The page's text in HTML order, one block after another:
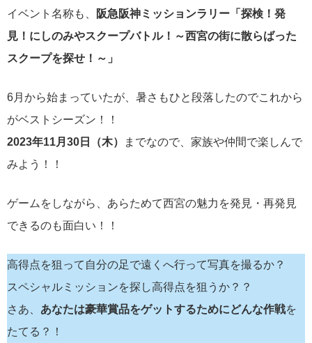
イベント名称も、
阪急阪神ミッションラリー「探検！発
見！にしのみやスクープバトル！～西宮の街に散らばった
スクープを探せ！～」
6月から始まっていたが、暑さもひと段落したのでこれから
がベストシーズン！！
2023年11月30日（木）
までなので、家族や仲間で楽しんで
みよう！！
ゲームをしながら、あらためて西宮の魅力を発見・再発見
できるのも面白い！！
高得点を狙って自分の足で遠くへ行って写真を撮るか？
スペシャルミッションを探し高得点を狙うか？？
さあ、 あなたは豪華賞品をゲットするためにどんな作戦を
たてる？！